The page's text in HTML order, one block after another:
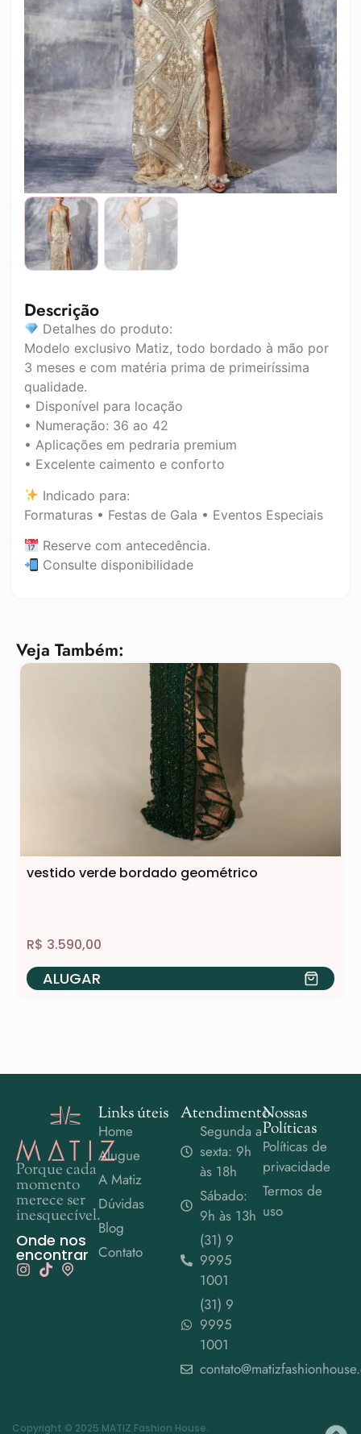
Descrição
Detalhes do produto:
Modelo exclusivo Matiz, todo bordado à mão por
3 meses e com matéria prima de primeiríssima
qualidade.
• Disponível para locação
• Numeração: 36 ao 42
• Aplicações em pedraria premium
• Excelente caimento e conforto
Indicado para:
Formaturas • Festas de Gala • Eventos Especiais
Reserve com antecedência.
Consulte disponibilidade
Veja Também:
vestido verde bordado geométrico
R$ 3.590,00
ALUGAR
Porque cada
momento
merece ser
inesquecível.
Onde nos
encontrar
Links úteis
Home
Alugue
A Matiz
Dúvidas
Blog
Contato
Atendimento
Segunda a
sexta: 9h
às 18h
Sábado:
9h às 13h
(31) 9
9995
1001
(31) 9
9995
1001
Nossas
Políticas
Políticas de
privacidade
Termos de
uso
Copyright © 2025 MATIZ Fashion House.